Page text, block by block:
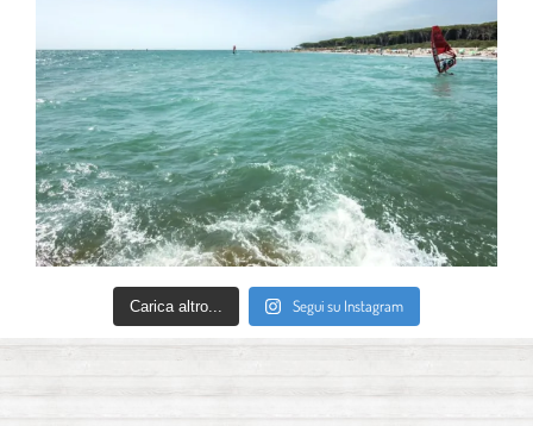
Carica altro... Segui su Instagram